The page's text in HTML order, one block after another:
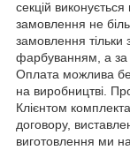
секцій
замовлення не
замовлення
фарбуванням, а за
Оплата можлива
на виробництві.
Клієнтом
договору,
виготовлення ми